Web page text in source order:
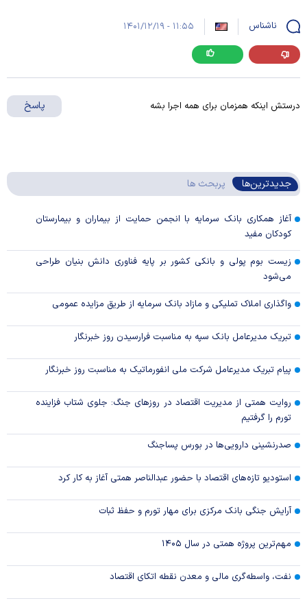
ناشناس ۱۱:۵۵ - ۱۴۰۱/۱۲/۱۹
درستش اینکه همزمان برای همه اجرا بشه پاسخ
جدیدترین‌ها پربحث ها
آغاز همکاری بانک سرمایه با انجمن حمایت از بیماران و بیمارستان
کودکان مفید
زیست بوم پولی و بانکی کشور بر پایه فناوری دانش بنیان طراحی
می‌شود
واگذاری املاک تملیکی و مازاد بانک سرمایه از طریق مزایده عمومی
تبریک مدیرعامل بانک سپه به مناسبت فرارسیدن روز خبرنگار
پیام تبریک مدیرعامل شرکت ملی انفورماتیک به مناسبت روز خبرنگار
روایت همتی از مدیریت اقتصاد در روزهای جنگ: جلوی شتاب فزاینده
تورم را گرفتیم
صدرنشینی دارویی‌ها در بورس پساجنگ
استودیو تازه‌های اقتصاد با حضور عبدالناصر همتی آغاز به کار کرد
آرایش جنگی بانک مرکزی برای مهار تورم و حفظ ثبات
مهم‌ترین پروژه همتی در سال ۱۴۰۵
نفت، واسطه‌گری مالی و معدن نقطه اتکای اقتصاد